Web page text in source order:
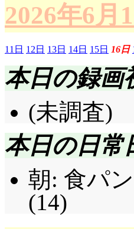
2026年6月
11日 12日 13日 14日 15日 16日
本日の録画
(未調査)
本日の日常
朝: 食パ
(14)